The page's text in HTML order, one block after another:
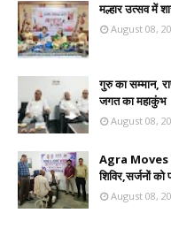
मल्हार उत्सव में
August 08,
गुरु का सम्मान,
जगत का महाकुंभ
August 08,
Agra Moves
शिविर,सर्जनों
August 08,